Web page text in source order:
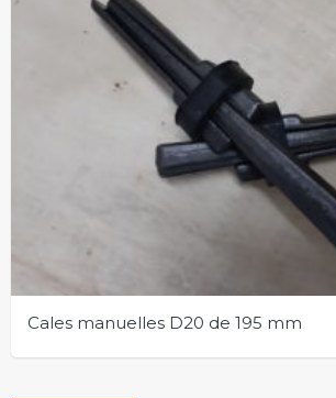
Cales manuelles D20 de 195 mm